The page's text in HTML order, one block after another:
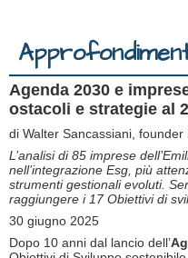
Agenda 2030 e
ostacoli e strategie al
di Walter Sancassiani,
L’analisi di 85 imprese
nell’integrazione Esg, più
strumenti gestionali evoluti.
raggiungere i 17 Obiettivi di
30 giugno 2025
Dopo 10 anni dal lancio dell’